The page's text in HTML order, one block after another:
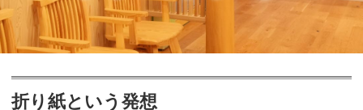
折り紙という発想